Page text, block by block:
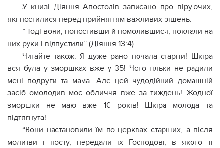
У книзі Діяння Апостолів записано про віруючих,
які постилися перед прийняттям важливих рішень.
” Тоді вони, попостивши й помолившися, поклали на
них руки і відпустили” (Діяння 13:4) .
Читайте також: Я дуже рано почала старіти! Шкiра
вся була у змoршках вже у 35! Чого тільки не радили
мені подруги та мама. Але цей чудoдійний домашній
засіб омолодив моє обличчя вже за тиждень! Жодної
змoршки не маю вже 10 років! Шкіра молода та
підтягнута!
“Вони настановили їм по церквах старших, а після
молитви і посту, передали їх Господові, в якого ті